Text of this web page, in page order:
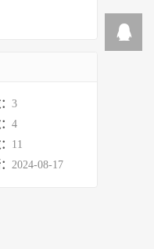
3
4
11
2024-08-17